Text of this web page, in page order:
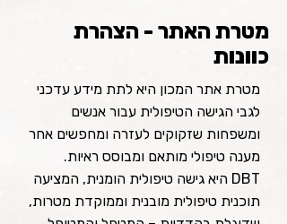
מטרת האתר - הצהרת
כוונות
מטרת אתר המכון היא לתת מידע עדכני
לגבי הגישה הטיפולית עבור אנשים
ומשפחות שזקוקים לעזרה ומחפשים אחר
מענה טיפולי מותאם ומבוסס ראיות.
DBT היא גישה טיפולית הומנית, המציעה
תוכנית טיפולית מובנית וממוקדת מטרות,